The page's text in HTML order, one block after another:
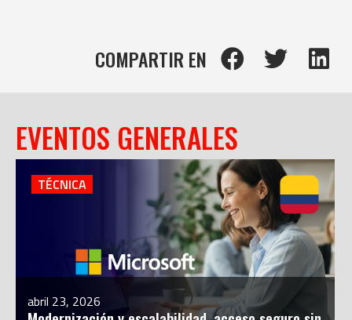
COMPARTIR EN
EVENTOS GENERALES
TÉCNICA
abril 23, 2026